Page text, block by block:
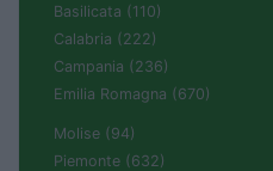
Basilicata (110)
Calabria (222)
Campania (236)
Emilia Romagna (670)
Molise (94)
Piemonte (632)